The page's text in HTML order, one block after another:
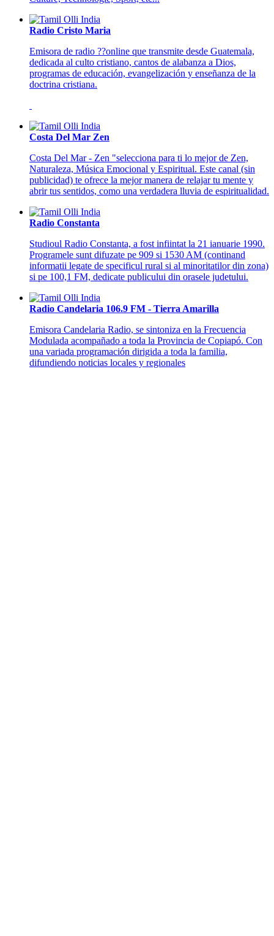
Radio Cristo Maria
Emisora de radio ??online que transmite desde Guatemala,
dedicada al culto cristiano, cantos de alabanza a Dios,
programas de educación, evangelización y enseñanza de la
doctrina cristiana.
Costa Del Mar Zen
Costa Del Mar - Zen "selecciona para ti lo mejor de Zen,
Naturaleza, Música Emocional y Espiritual. Este canal (sin
publicidad) te ofrece la mejor manera de relajar tu mente y
abrir tus sentidos, como una verdadera lluvia de espiritualidad.
Radio Constanta
Studioul Radio Constanta, a fost infiintat la 21 ianuarie 1990.
Programele sunt difuzate pe 909 si 1530 AM (continand
informatii legate de specificul rural si al minoritatilor din zona)
si pe 100,1 FM, dedicate publicului din orasele judetului.
Radio Candelaria 106.9 FM - Tierra Amarilla
Emisora Candelaria Radio, se sintoniza en la Frecuencia
Modulada acompañado a toda la Provincia de Copiapó. Con
una variada programación dirigida a toda la familia,
difundiendo noticias locales y regionales